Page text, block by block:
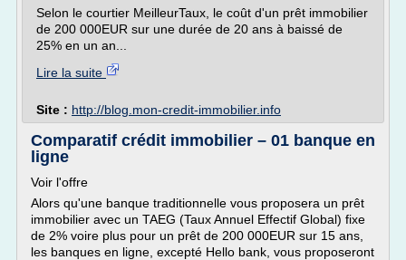
Selon le courtier MeilleurTaux, le coût d'un prêt immobilier
de 200 000EUR sur une durée de 20 ans à baissé de
25% en un an...
Lire la suite
Site : http://blog.mon-credit-immobilier.info
Comparatif crédit immobilier – 01 banque en
ligne
Voir l'offre
Alors qu'une banque traditionnelle vous proposera un prêt
immobilier avec un TAEG (Taux Annuel Effectif Global) fixe
de 2% voire plus pour un prêt de 200 000EUR sur 15 ans,
les banques en ligne, excepté Hello bank, vous proposeront